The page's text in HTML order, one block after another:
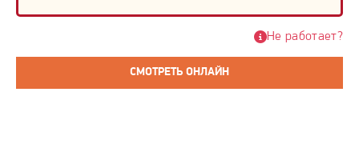
СМОТРЕТЬ ОНЛАЙН
Не работает?